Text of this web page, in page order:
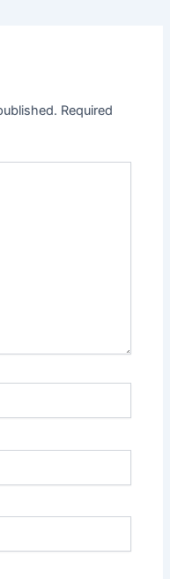
Required